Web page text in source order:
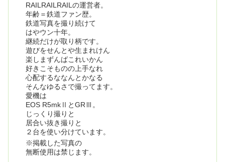
RAILRAILRAILの運営者。
年齢＝鉄道ファン歴。
鉄道写真を撮り続けて
はやウン十年。
継続だけが取り柄です。
遊びをせんとや生まれけん
楽しまずんばこれいかん
好きこそものの上手なれ
心配するななんとかなる
そんなゆるさで撮ってます。
愛機は
EOS R5mkⅡとGRⅢ。
じっくり撮りと
居合い抜き撮りと
２台を使い分けています。
※掲載した写真の
無断使用は禁じます。